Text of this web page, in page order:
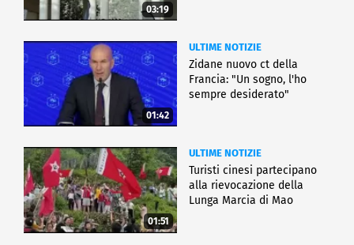
03:19
01:42
ULTIME NOTIZIE
Zidane nuovo ct della
Francia: "Un sogno, l'ho
sempre desiderato"
01:51
ULTIME NOTIZIE
Turisti cinesi partecipano
alla rievocazione della
Lunga Marcia di Mao